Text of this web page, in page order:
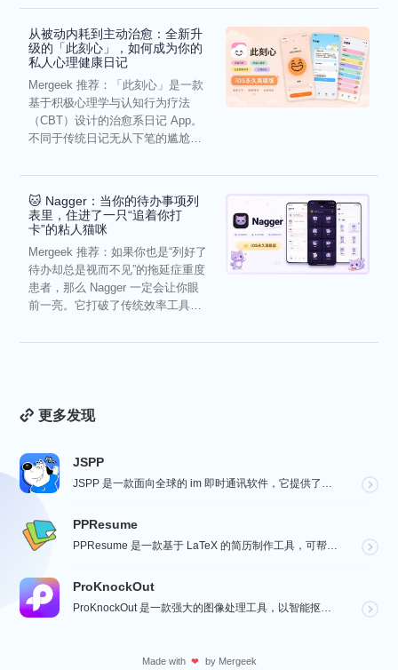
从被动内耗到主动治愈：全新升
级的「此刻心」，如何成为你的
私人心理健康日记
Mergeek 推荐：「此刻心」是一款
基于积极心理学与认知行为疗法
（CBT）设计的治愈系日记 App。
不同于传统日记无从下笔的尴尬，
🐱 Nagger：当你的待办事项列
表里，住进了一只“追着你打
卡”的粘人猫咪
Mergeek 推荐：如果你也是“列好了
待办却总是视而不见”的拖延症重度
患者，那么 Nagger 一定会让你眼
前一亮。它打破了传统效率工具冰
更多发现
JSPP
JSPP 是一款面向全球的 im 即时通讯软件，它提供了安全、稳定、高效的通讯服务，免费音视频通话，...
PPResume
PPResume 是一款基于 LaTeX 的简历制作工具，可帮助用户在几分钟内快速制作精美、排版良好...
ProKnockOut
ProKnockOut 是一款强大的图像处理工具，以智能抠图为核心，集成了图片合成、人像美容、照片编...
Made with ❤ by Mergeek